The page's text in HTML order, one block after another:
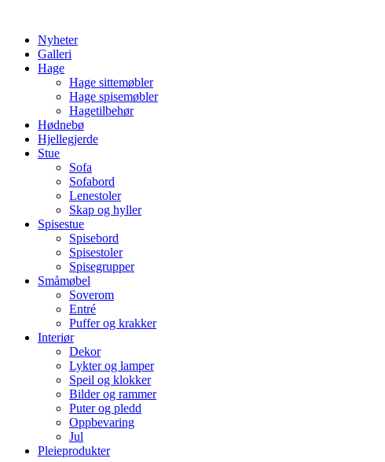
contentNyheter
Galleri
Hage
Hage sittemøbler
Hage spisemøbler
Hagetilbehør
Hødnebø
Hjellegjerde
Stue
Sofa
Sofabord
Lenestoler
Skap og hyller
Spisestue
Spisebord
Spisestoler
Spisegrupper
Småmøbel
Soverom
Entré
Puffer og krakker
Interiør
Dekor
Lykter og lamper
Speil og klokker
Bilder og rammer
Puter og pledd
Oppbevaring
Jul
Pleieprodukter